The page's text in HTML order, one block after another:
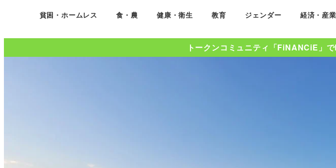
貧困・ホームレス 食・農 健康・衛生 教育 ジェンダー 経済・産業
トークンコミュニティ「FiNANCiE」